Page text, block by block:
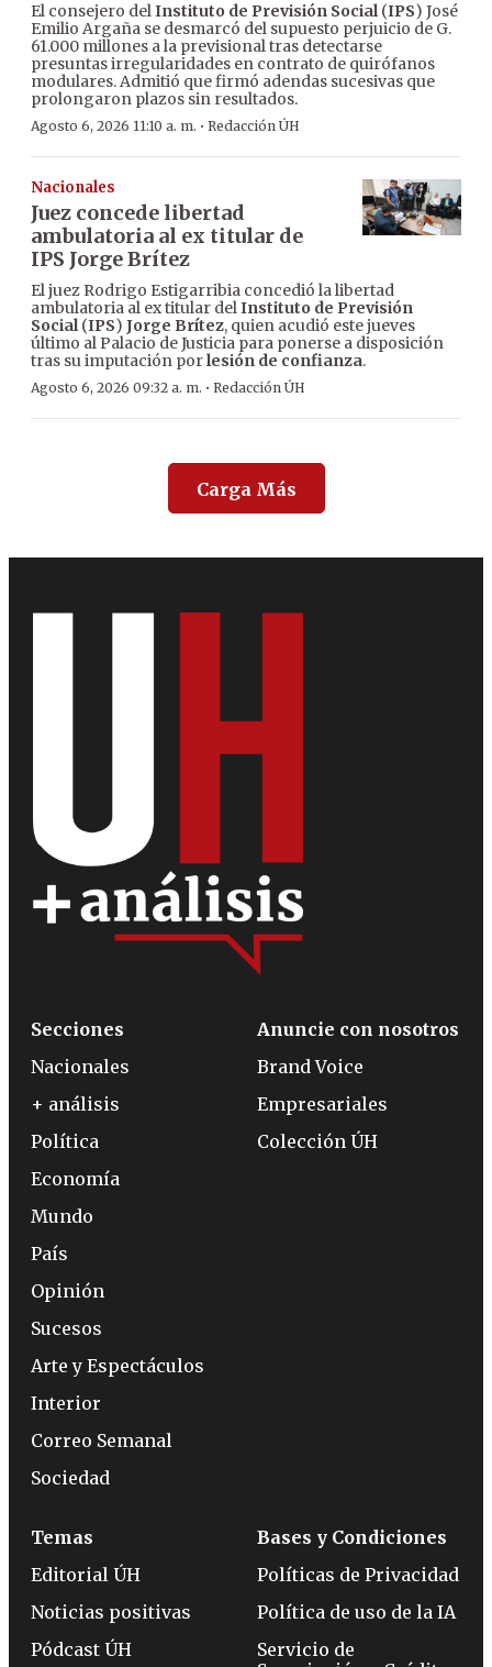
El consejero delInstituto de Previsión Social(IPS) José
Emilio Argaña se desmarcó del supuesto perjuicio de G.
61.000 millones a la previsional tras detectarse
presuntas irregularidades en contrato de quirófanos
modulares. Admitió que firmó adendas sucesivas que
prolongaron plazos sin resultados.
Agosto 6, 2026 11:10 a. m. · Redacción ÚH
Nacionales
Juez concede libertad
ambulatoria al ex titular de
IPS Jorge Brítez
El juez Rodrigo Estigarribia concedió la libertad
ambulatoria al ex titular delInstituto de Previsión
Social(IPS) Jorge Brítez, quien acudió este jueves
último al Palacio de Justicia para ponerse a disposición
tras su imputación porlesión de confianza.
Agosto 6, 2026 09:32 a. m. · Redacción ÚH
Carga Más
Secciones
Nacionales
+ análisis
Política
Economía
Mundo
País
Opinión
Sucesos
Arte y Espectáculos
Interior
Correo Semanal
Sociedad
Anuncie con nosotros
Brand Voice
Empresariales
Colección ÚH
Temas
Editorial ÚH
Noticias positivas
Pódcast ÚH
Bases y Condiciones
Políticas de Privacidad
Política de uso de la IA
Servicio de